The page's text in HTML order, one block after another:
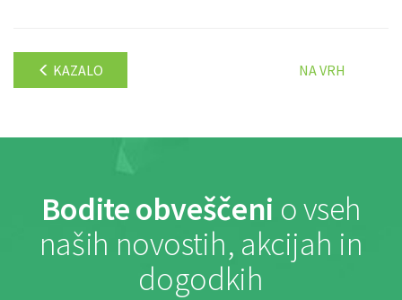
KAZALO NA VRH
Bodite obveščeni o vseh
naših novostih, akcijah in
dogodkih